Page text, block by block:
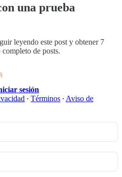
una prueba
leyendo este post y obtener 7
de posts.
sesión
∙ Términos ∙ Aviso de